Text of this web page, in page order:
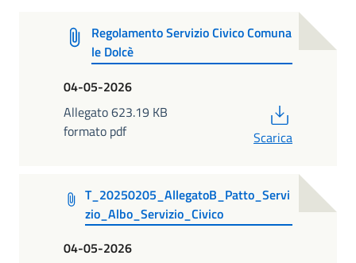
Regolamento Servizio Civico Comuna
le Dolcè
04-05-2026
Allegato 623.19 KB
formato pdf
Scarica
T_20250205_AllegatoB_Patto_Servi
zio_Albo_Servizio_Civico
04-05-2026